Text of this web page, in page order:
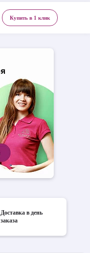
Купить в 1 клик
Доставка в день
заказа